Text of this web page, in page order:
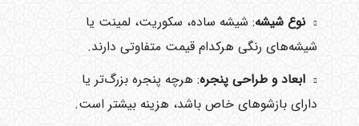
نوع شیشه: شیشه ساده، سکوریت، لمینت یا
شیشه‌های رنگی هرکدام قیمت متفاوتی دارند.
ابعاد و طراحی پنجره: هرچه پنجره بزرگ‌تر یا
دارای بازشوهای خاص باشد، هزینه بیشتر است.